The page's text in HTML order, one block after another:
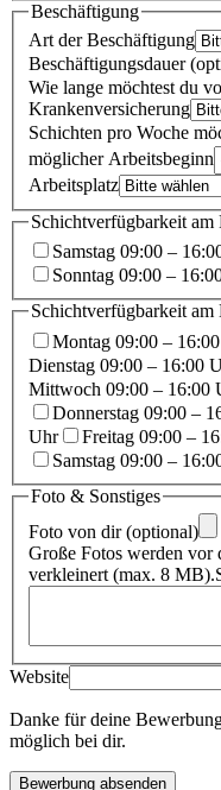
Beschäftigung
Art der Beschäftigung
Beschäftigungsdauer
Wie lange möchtest du
Krankenversicherung
Schichten pro Woche
möglicher Arbeitsbeginn
Arbeitsplatz
Schichtverfügbarkeit am
Samstag 09:00 –
Sonntag 09:00 –
Schichtverfügbarkeit
Montag 09:00 –
Dienstag 09:00 – 16:00
Mittwoch 09:00 – 16:00
Donnerstag 09:00 –
Uhr
Freitag 09:00 –
Samstag 09:00 –
Foto & Sonstiges
Foto von dir (optional)
Große Fotos werden vor
verkleinert (max. 8 MB).
Website
Danke für deine
möglich bei dir.
Bewerbung absenden